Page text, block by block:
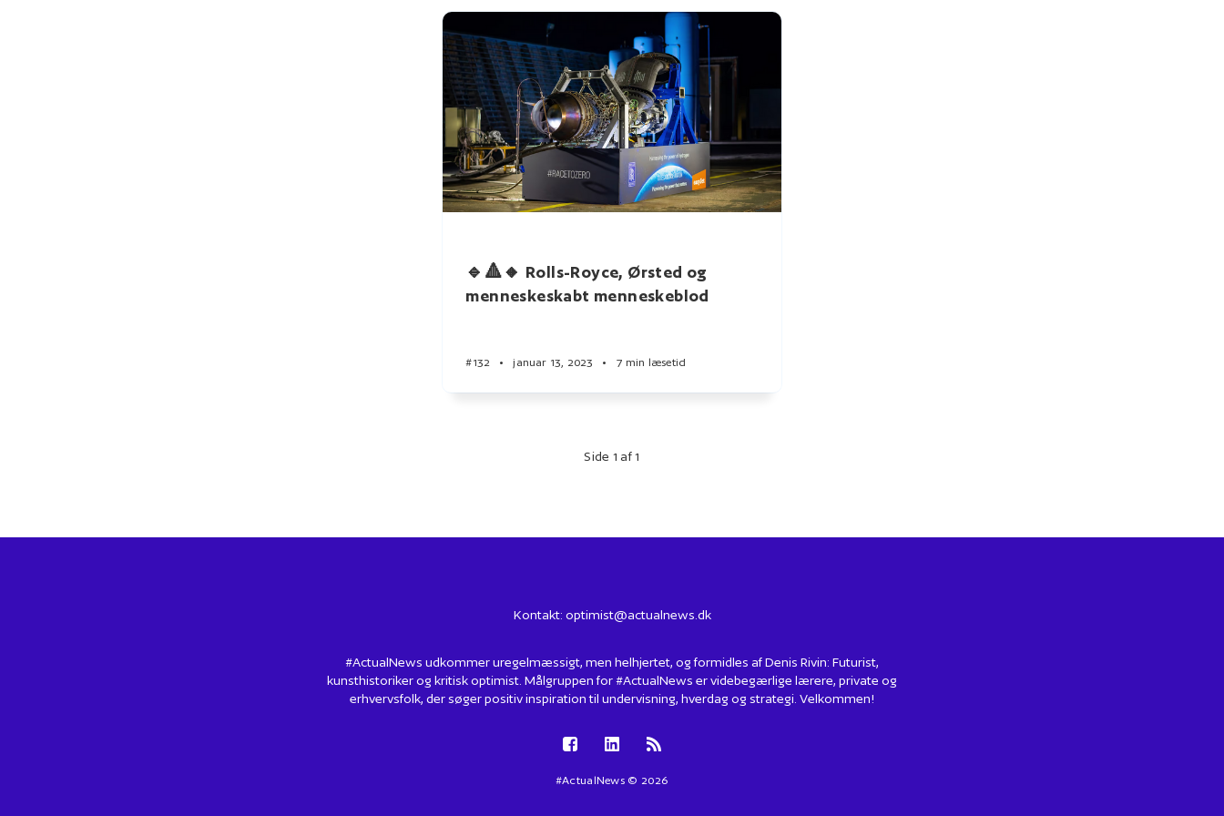
🔹🔺🔸 Rolls-Royce, Ørsted og
menneskeskabt menneskeblod
#132 • januar 13, 2023 • 7 min læsetid
Side 1 af 1
Kontakt: optimist@actualnews.dk
#ActualNews udkommer uregelmæssigt, men helhjertet, og formidles af Denis Rivin: Futurist,
kunsthistoriker og kritisk optimist. Målgruppen for #ActualNews er videbegærlige lærere, private og
erhvervsfolk, der søger positiv inspiration til undervisning, hverdag og strategi. Velkommen!
#ActualNews © 2026